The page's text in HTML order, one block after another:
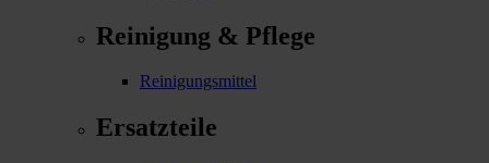
Reinigung & Pflege
Reinigungsmittel
Ersatzteile